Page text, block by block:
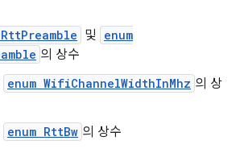
및 enum
의 상수
enum WifiChannelWidthInMhz 의 상
enum RttBw 의 상수